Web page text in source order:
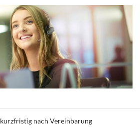
kurzfristig nach Vereinbarung